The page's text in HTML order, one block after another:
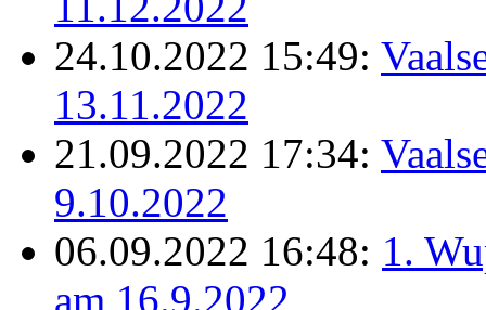
24.10.2022 15:49:
13.11.2022
21.09.2022 17:34:
9.10.2022
06.09.2022 16:48: 1.
am 16.9.2022